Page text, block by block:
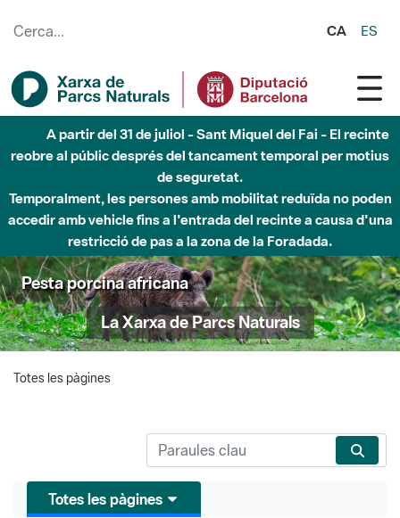
CA ES
A partir del 31 de juliol - Sant Miquel del Fai - El recinte
reobre al públic després del tancament temporal per motius
de seguretat.
Temporalment, les persones amb mobilitat reduïda no poden
accedir amb vehicle fins a l'entrada del recinte a causa d'una
restricció de pas a la zona de la Foradada.
Pesta porcina africana
La Xarxa de Parcs Naturals
Totes les pàgines
Totes les pàgines